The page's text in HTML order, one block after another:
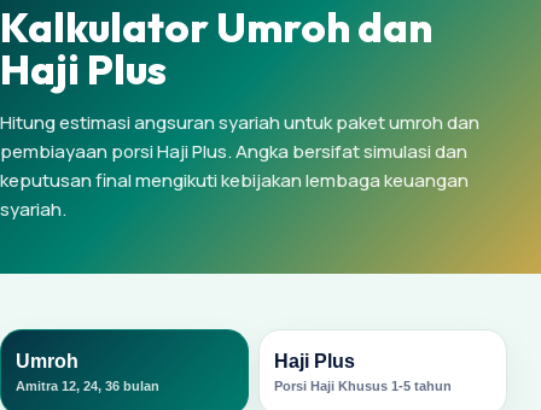
Kalkulator Umroh dan
Haji Plus
Hitung estimasi angsuran syariah untuk paket umroh dan
pembiayaan porsi Haji Plus. Angka bersifat simulasi dan
keputusan final mengikuti kebijakan lembaga keuangan
syariah.
Umroh
Amitra 12, 24, 36 bulan
Haji Plus
Porsi Haji Khusus 1-5 tahun